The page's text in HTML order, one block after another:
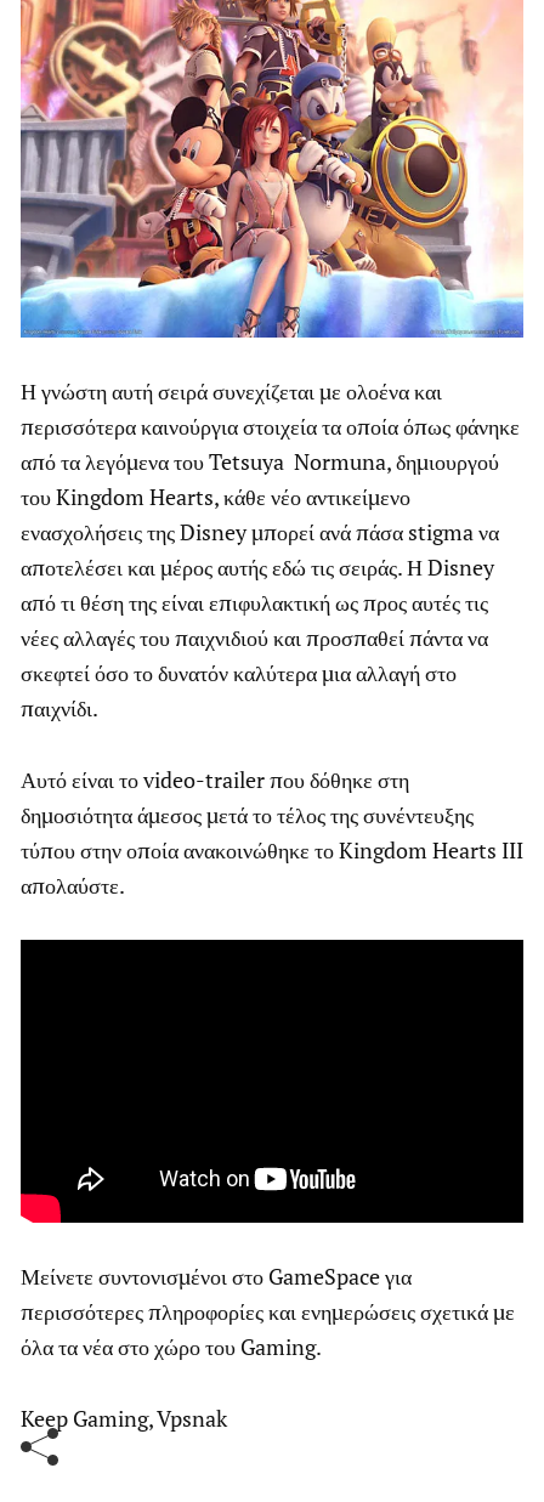
Η γνώστη αυτή σειρά συνεχίζεται με ολοένα και
περισσότερα καινούργια στοιχεία τα οποία όπως φάνηκε
από τα λεγόμενα του Tetsuya Normuna, δημιουργού
του Kingdom Hearts, κάθε νέο αντικείμενο
ενασχολήσεις της Disney μπορεί ανά πάσα stigma να
αποτελέσει και μέρος αυτής εδώ τις σειράς. Η Disney
από τι θέση της είναι επιφυλακτική ως προς αυτές τις
νέες αλλαγές του παιχνιδιού και προσπαθεί πάντα να
σκεφτεί όσο το δυνατόν καλύτερα μια αλλαγή στο
παιχνίδι.
Αυτό είναι το video-trailer που δόθηκε στη
δημοσιότητα άμεσος μετά το τέλος της συνέντευξης
τύπου στην οποία ανακοινώθηκε το Kingdom Hearts III
απολαύστε.
Μείνετε συντονισμένοι στο GameSpace για
περισσότερες πληροφορίες και ενημερώσεις σχετικά με
όλα τα νέα στο χώρο του Gaming.
Keep Gaming, Vpsnak